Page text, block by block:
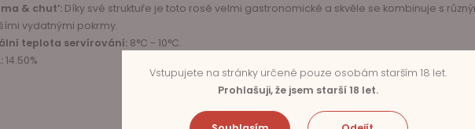
& chut’:Díky své struktuře je toto rosé velmi gastronomické a skvěle se kombinuje s
vydatnými pokrmy.
teplota servírování:8°C - 10°C.
14.50%
Vstupujete na stránky určené pouze osobám starším 18 let.
Prohlašuji, že jsem starší 18 let.